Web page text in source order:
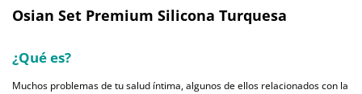
Osian Set Premium Silicona Turquesa
¿Qué es?
Muchos problemas de tu salud íntima, algunos de ellos relacionados con la